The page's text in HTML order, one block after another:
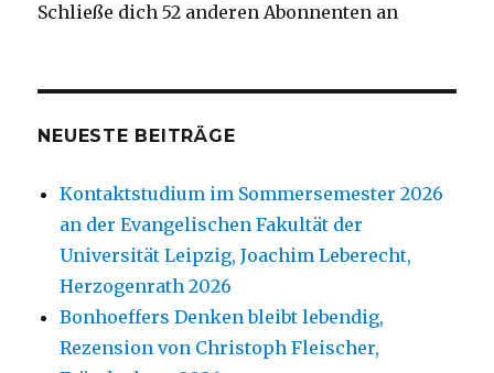
Schließe dich 52 anderen Abonnenten an
NEUESTE BEITRÄGE
Kontaktstudium im Sommersemester 2026
an der Evangelischen Fakultät der
Universität Leipzig, Joachim Leberecht,
Herzogenrath 2026
Bonhoeffers Denken bleibt lebendig,
Rezension von Christoph Fleischer,